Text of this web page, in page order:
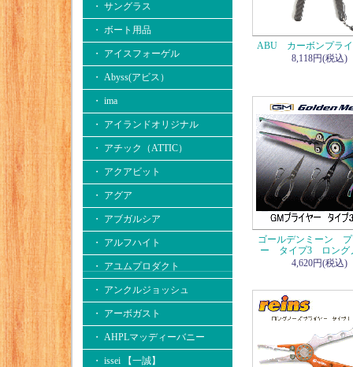
・ サングラス
・ ボート用品
・ アイスフォーゲル
・ Abyss(アビス）
・ ima
・ アイランドオリジナル
・ アチック（ATTIC）
・ アクアビット
・ アグア
・ アブガルシア
・ アルフハイト
・ アユムプロダクト
・ アンクルジョッシュ
・ アーボガスト
・ AHPLマッディーバニー
・ issei 【一誠】
ABU カーボンプラ
8,118円(税込)
ゴールデンミーン プ
ー タイプ3 ロング
4,620円(税込)